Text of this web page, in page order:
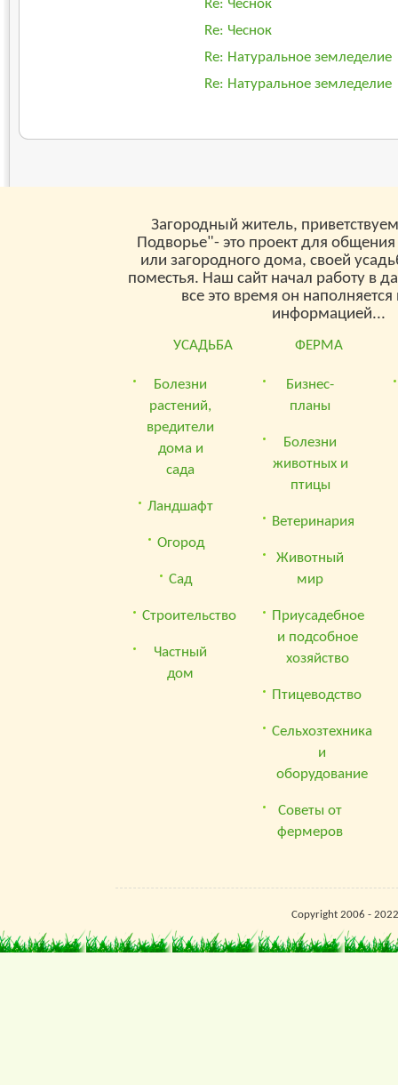
Re: Чеснок
Re: Чеснок
Re: Натуральное земледелие
Re: Натуральное земледелие
Загородный житель,
Подворье"- это проект для
или загородного дома, своей
поместья. Наш сайт начал работу в
все это время он
информацией...
УСАДЬБА
Болезни
растений,
вредители
дома и
сада
Ландшафт
Огород
Сад
Строительство
Частный
дом
ФЕРМА
Бизнес-
планы
Болезни
животных и
птицы
Ветеринария
Животный
мир
Приусадебное
и подсобное
хозяйство
Птицеводство
Сельхозтехника
и
оборудование
Советы от
фермеров
Copyright 2006 -